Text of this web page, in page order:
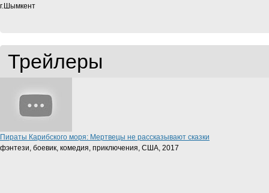
г.Шымкент
Трейлеры
Пираты Карибского моря: Мертвецы не рассказывают сказки
фэнтези, боевик, комедия, приключения, США, 2017